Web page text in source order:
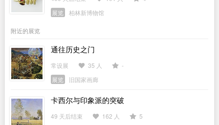
展览
柏林新博物馆
附近的展览
通往历史之门
常设展 35 人
-
展览
旧国家画廊
卡西尔与印象派的突破
49 天后结束 162 人 5